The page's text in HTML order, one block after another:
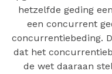
hetzelfde geding
een concurrent
concurrentiebeding.
dat het
de wet daaraan